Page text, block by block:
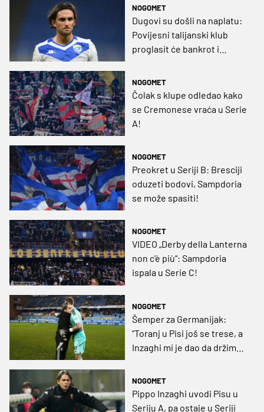
NOGOMET
Dugovi su došli na naplatu:
Povijesni talijanski klub
proglasit će bankrot i
NOGOMET
Čolak s klupe odledao kako
se Cremonese vraća u Serie
A!
NOGOMET
Preokret u Seriji B: Bresciji
oduzeti bodovi, Sampdoria
se može spasiti!
NOGOMET
VIDEO „Derby della Lanterna
non c'è più“: Sampdoria
ispala u Serie C!
NOGOMET
Šemper za Germanijak:
"Toranj u Pisi još se trese, a
Inzaghi mi je dao da držim
NOGOMET
Pippo Inzaghi uvodi Pisu u
Seriju A, pa ostaje u Seriji